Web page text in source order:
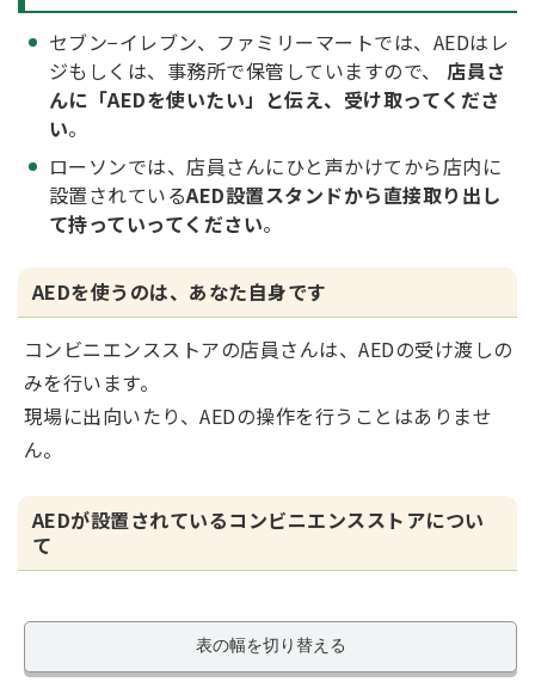
セブン−イレブン、ファミリーマートでは、AEDはレ
ジもしくは、事務所で保管していますので、 店員さ
んに「AEDを使いたい」と伝え、受け取ってくださ
い。
ローソンでは、店員さんにひと声かけてから店内に
設置されているAED設置スタンドから直接取り出し
て持っていってください。
AEDを使うのは、あなた自身です
コンビニエンスストアの店員さんは、AEDの受け渡しの
みを行います。
現場に出向いたり、AEDの操作を行うことはありませ
ん。
AEDが設置されているコンビニエンスストアについ
て
表の幅を切り替える